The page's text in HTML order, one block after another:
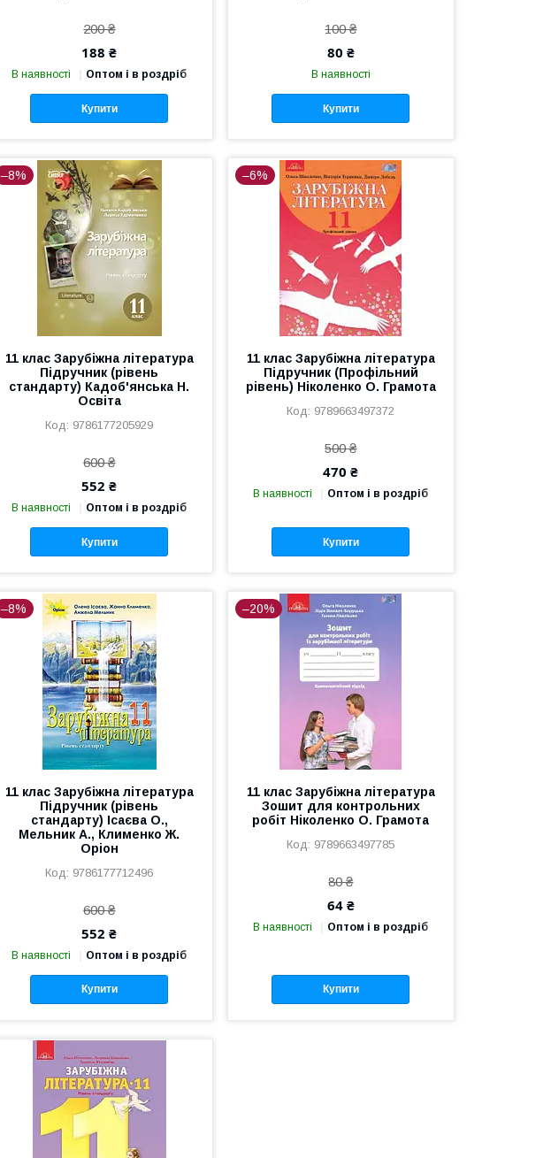
200 ₴
188 ₴
В наявності Оптом і в роздріб
Купити
100 ₴
80 ₴
В наявності
Купити
–8%
11 клас Зарубіжна література
Підручник (рівень
стандарту) Кадоб'янська Н.
Освіта
9786177205929
600 ₴
552 ₴
В наявності Оптом і в роздріб
Купити
–6%
11 клас Зарубіжна література
Підручник (Профільний
рівень) Ніколенко О. Грамота
9789663497372
500 ₴
470 ₴
В наявності Оптом і в роздріб
Купити
–8%
11 клас Зарубіжна література
Підручник (рівень
стандарту) Ісаєва О.,
Мельник А., Клименко Ж.
Оріон
9786177712496
600 ₴
552 ₴
В наявності Оптом і в роздріб
Купити
–20%
11 клас Зарубіжна література
Зошит для контрольних
робіт Ніколенко О. Грамота
9789663497785
80 ₴
64 ₴
В наявності Оптом і в роздріб
Купити